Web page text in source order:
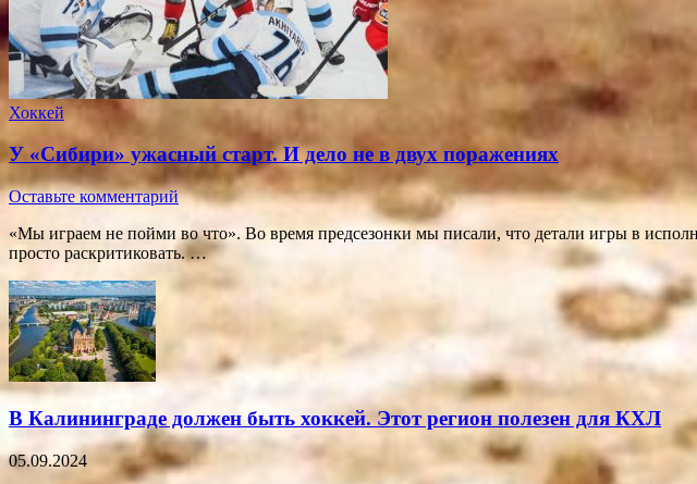
Хоккей
У «Сибири» ужасный старт. И дело не в двух поражениях
Оставьте комментарий
«Мы играем не пойми во что». Во время предсезонки мы писали, что детали игры в
просто раскритиковать. …
В Калининграде должен быть хоккей. Этот регион полезен для КХЛ
05.09.2024